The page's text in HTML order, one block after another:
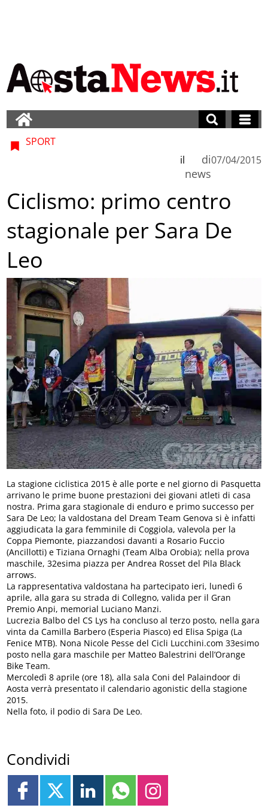
SPORT
di
news
il 07/04/2015
Ciclismo: primo centro
stagionale per Sara De
Leo
La stagione ciclistica 2015 è alle porte e nel giorno di Pasquetta
arrivano le prime buone prestazioni dei giovani atleti di casa
nostra. Prima gara stagionale di enduro e primo successo per
Sara De Leo; la valdostana del Dream Team Genova si è infatti
aggiudicata la gara femminile di Coggiola, valevola per la
Coppa Piemonte, piazzandosi davanti a Rosario Fuccio
(Ancillotti) e Tiziana Ornaghi (Team Alba Orobia); nella prova
maschile, 32esima piazza per Andrea Rosset del Pila Black
arrows.
La rappresentativa valdostana ha partecipato ieri, lunedì 6
aprile, alla gara su strada di Collegno, valida per il Gran
Premio Anpi, memorial Luciano Manzi.
Lucrezia Balbo del CS Lys ha concluso al terzo posto, nella gara
vinta da Camilla Barbero (Esperia Piasco) ed Elisa Spiga (La
Fenice MTB). Nona Nicole Pesse del Cicli Lucchini.com 33esimo
posto nella gara maschile per Matteo Balestrini dell’Orange
Bike Team.
Mercoledì 8 aprile (ore 18), alla sala Coni del Palaindoor di
Aosta verrà presentato il calendario agonistic della stagione
2015.
Nella foto, il podio di Sara De Leo.
Condividi